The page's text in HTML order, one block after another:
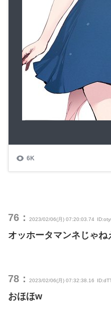
76： 2023/02/06(月) 07:20:03.74
オッホータマンネじゃね
78： 2023/02/06(月) 07:32:38.16
おほほw